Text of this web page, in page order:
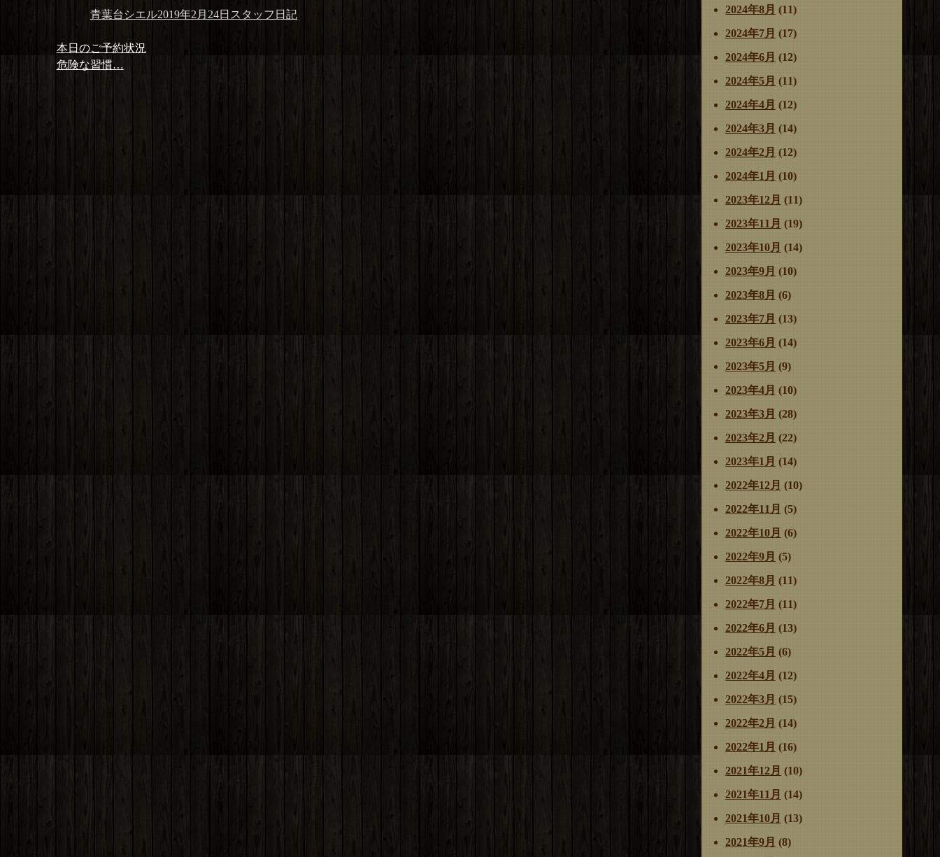
投
者
青葉台シエル投
2019年2月24日 カ
スタッフ日記
投
稿
前
の
本日のご予約状況
次
危険な習慣…
2024年8月 (11)
2024年7月 (17)
2024年6月 (12)
2024年5月 (11)
2024年4月 (12)
2024年3月 (14)
2024年2月 (12)
2024年1月 (10)
2023年12月 (11)
2023年11月 (19)
2023年10月 (14)
2023年9月 (10)
2023年8月 (6)
2023年7月 (13)
2023年6月 (14)
2023年5月 (9)
2023年4月 (10)
2023年3月 (28)
2023年2月 (22)
2023年1月 (14)
2022年12月 (10)
2022年11月 (5)
2022年10月 (6)
2022年9月 (5)
2022年8月 (11)
2022年7月 (11)
2022年6月 (13)
2022年5月 (6)
2022年4月 (12)
2022年3月 (15)
2022年2月 (14)
2022年1月 (16)
2021年12月 (10)
2021年11月 (14)
2021年10月 (13)
2021年9月 (8)